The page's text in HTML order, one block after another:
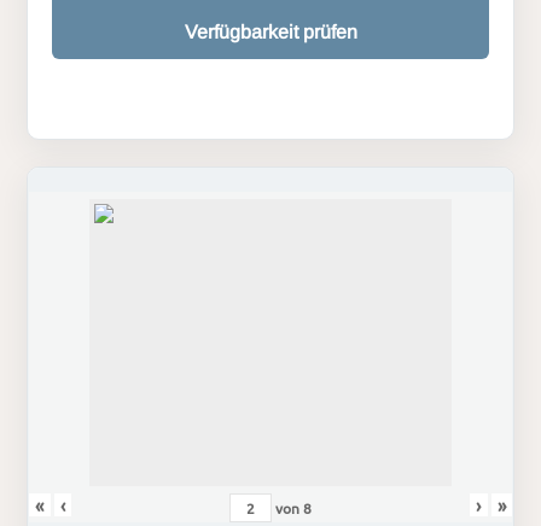
Verfügbarkeit prüfen
« ‹ von8 › »